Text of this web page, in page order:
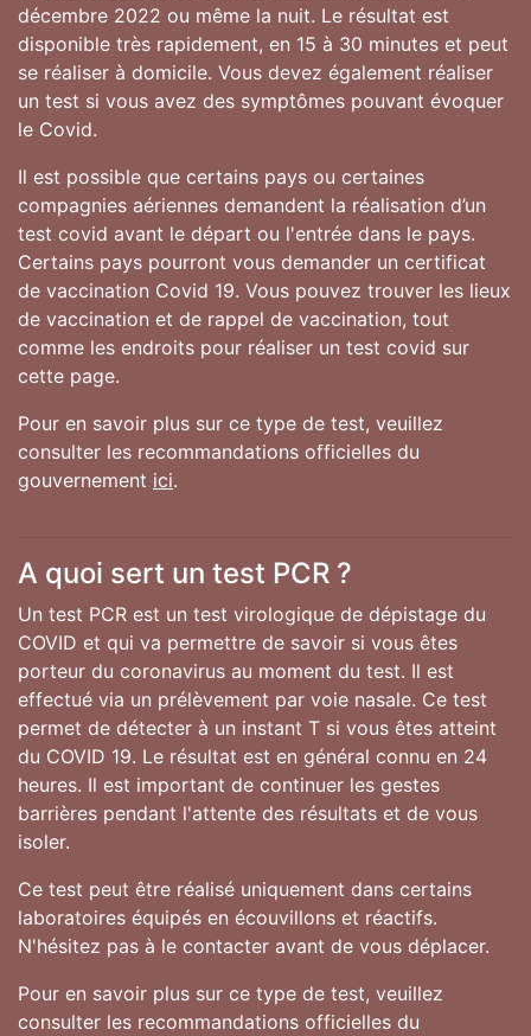
décembre 2022 ou même la nuit. Le résultat est
disponible très rapidement, en 15 à 30 minutes et peut
se réaliser à domicile. Vous devez également réaliser
un test si vous avez des symptômes pouvant évoquer
le Covid.
Il est possible que certains pays ou certaines
compagnies aériennes demandent la réalisation d’un
test covid avant le départ ou l'entrée dans le pays.
Certains pays pourront vous demander un certificat
de vaccination Covid 19. Vous pouvez trouver les lieux
de vaccination et de rappel de vaccination, tout
comme les endroits pour réaliser un test covid sur
cette page.
Pour en savoir plus sur ce type de test, veuillez
consulter les recommandations officielles du
gouvernement ici.
A quoi sert un test PCR ?
Un test PCR est un test virologique de dépistage du
COVID et qui va permettre de savoir si vous êtes
porteur du coronavirus au moment du test. Il est
effectué via un prélèvement par voie nasale. Ce test
permet de détecter à un instant T si vous êtes atteint
du COVID 19. Le résultat est en général connu en 24
heures. Il est important de continuer les gestes
barrières pendant l'attente des résultats et de vous
isoler.
Ce test peut être réalisé uniquement dans certains
laboratoires équipés en écouvillons et réactifs.
N'hésitez pas à le contacter avant de vous déplacer.
Pour en savoir plus sur ce type de test, veuillez
consulter les recommandations officielles du